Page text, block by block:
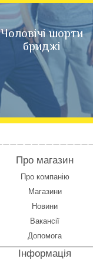
Чоловічі шорти
бриджі
Про магазин
Про компанію
Магазини
Новини
Вакансії
Допомога
Інформація